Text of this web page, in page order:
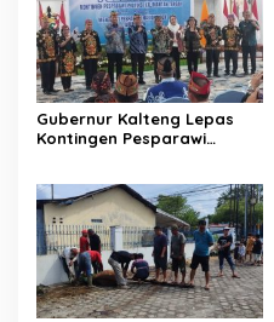
Gubernur Kalteng Lepas
Kontingen Pesparawi